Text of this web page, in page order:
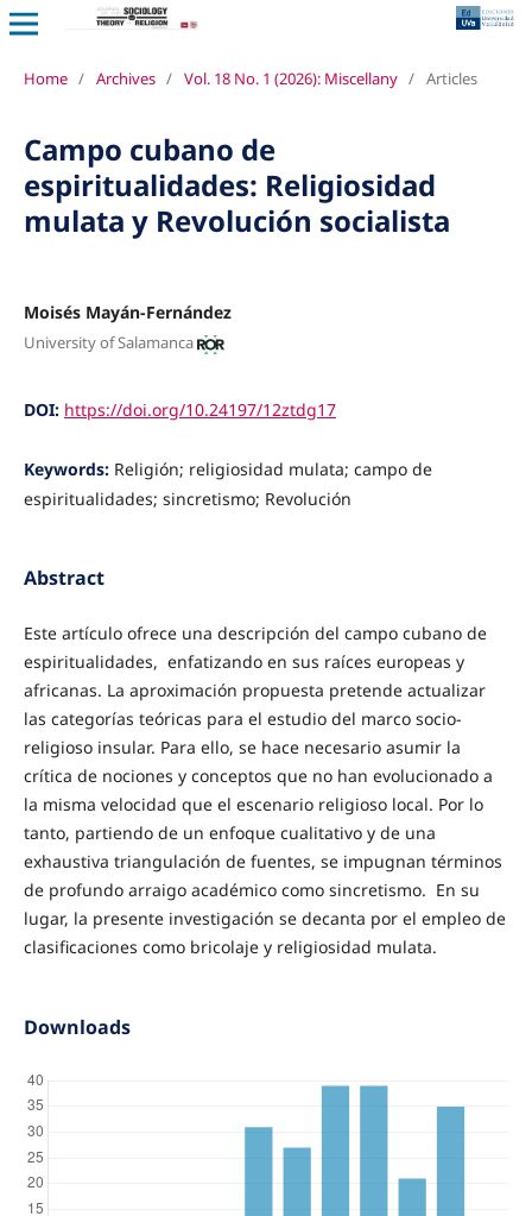
Home / Archives / Vol. 18 No. 1 (2026): Miscellany / Articles
Campo cubano de
espiritualidades: Religiosidad
mulata y Revolución socialista
Moisés Mayán-Fernández
University of Salamanca
DOI: https://doi.org/10.24197/12ztdg17
Keywords: Religión; religiosidad mulata; campo de
espiritualidades; sincretismo; Revolución
Abstract
Este artículo ofrece una descripción del campo cubano de
espiritualidades, enfatizando en sus raíces europeas y
africanas. La aproximación propuesta pretende actualizar
las categorías teóricas para el estudio del marco socio-
religioso insular. Para ello, se hace necesario asumir la
crítica de nociones y conceptos que no han evolucionado a
la misma velocidad que el escenario religioso local. Por lo
tanto, partiendo de un enfoque cualitativo y de una
exhaustiva triangulación de fuentes, se impugnan términos
de profundo arraigo académico como sincretismo. En su
lugar, la presente investigación se decanta por el empleo de
clasificaciones como bricolaje y religiosidad mulata.
Downloads